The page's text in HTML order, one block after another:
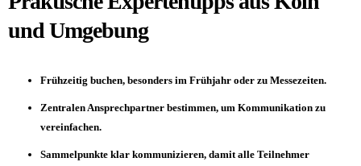
und Umgebung
Frühzeitig buchen, besonders im Frühjahr oder zu Messezeiten.
Zentralen Ansprechpartner bestimmen, um Kommunikation zu
vereinfachen.
Sammelpunkte klar kommunizieren, damit alle Teilnehmer